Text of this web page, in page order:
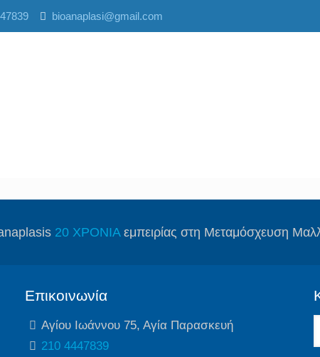
bioanaplasi@gmail.com
20 ΧΡΟΝΙΑεμπειρίας στη Μεταμόσχευση
Επικοινωνία
Αγίου Ιωάννου 75, Αγία Παρασκευή
210 4447839